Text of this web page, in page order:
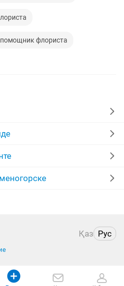
помощник флориста
Қаз Рус